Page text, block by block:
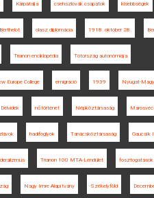
Kárpátalja csehszlovák csapatok kisebbségek
Berthelot olasz diplomácia 1918. október 28.
Trianon enciklopédia Tótország autonómiája
Europe College emigráció 1939 Nyugat-
Délvidék nőtörténet Népköztársaság
hadifoglyok Tanácsköztársaság Gaucsík
Trianon 100 MTA-Lendület fosztogatások
Nagy Imre Alapítvány Székelyföld